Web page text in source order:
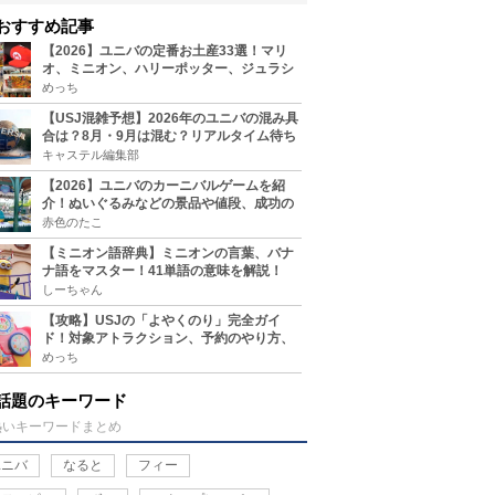
すすめ記事
【2026】ユニバの定番お土産33選！マリ
オ、ミニオン、ハリーポッター、ジュラシ
ックパーク、セサミ、SINGなどのグッズ情
報
めっち
【USJ混雑予想】2026年のユニバの混み具
合は？8月・9月は混む？リアルタイム待ち
時間アプリも
キャステル編集部
【2026】ユニバのカーニバルゲームを紹
介！ぬいぐるみなどの景品や値段、成功の
コツ、実施場所まとめ
赤色のたこ
【ミニオン語辞典】ミニオンの言葉、バナ
ナ語をマスター！41単語の意味を解説！
しーちゃん
【攻略】USJの「よやくのり」完全ガイ
ド！対象アトラクション、予約のやり方、
整理券との違い、注意点を紹介
めっち
題のキーワード
キーワードまとめ
バ なると フィー